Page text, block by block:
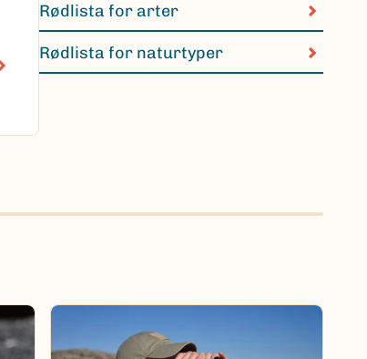
Rødlista for arter
Rødlista for naturtyper